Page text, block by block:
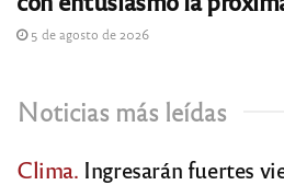
5 de agosto de 2026
Noticias más leídas
Clima. Ingresarán fuertes